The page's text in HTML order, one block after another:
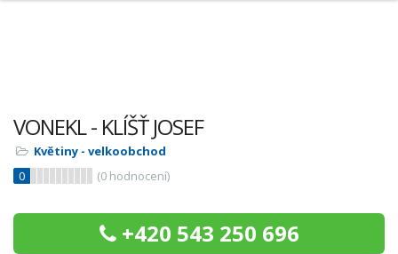
VONEKL - KLÍŠŤ JOSEF
Květiny - velkoobchod
0
(0 hodnocení)
+420 543 250 696